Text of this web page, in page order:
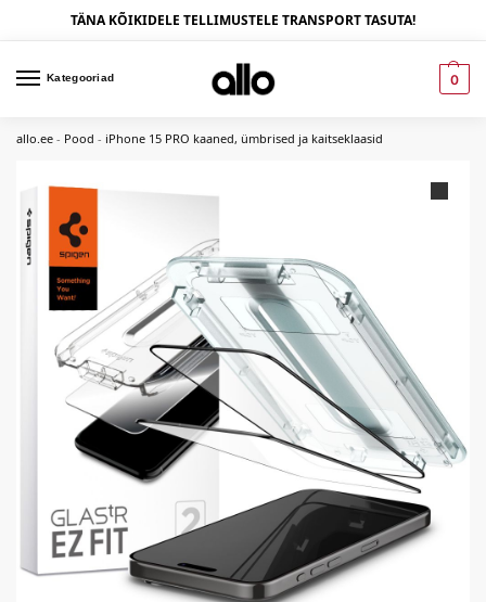
TÄNA KÕIKIDELE TELLIMUSTELE TRANSPORT TASUTA!
Kategooriad 0
allo.ee - Pood - iPhone 15 PRO kaaned, ümbrised ja kaitseklaasid